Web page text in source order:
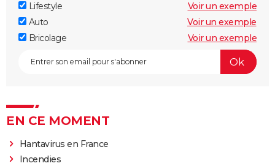
Lifestyle
Voir un exemple
Auto
Voir un exemple
Bricolage
Voir un exemple
EN CE MOMENT
Hantavirus en France
Incendies